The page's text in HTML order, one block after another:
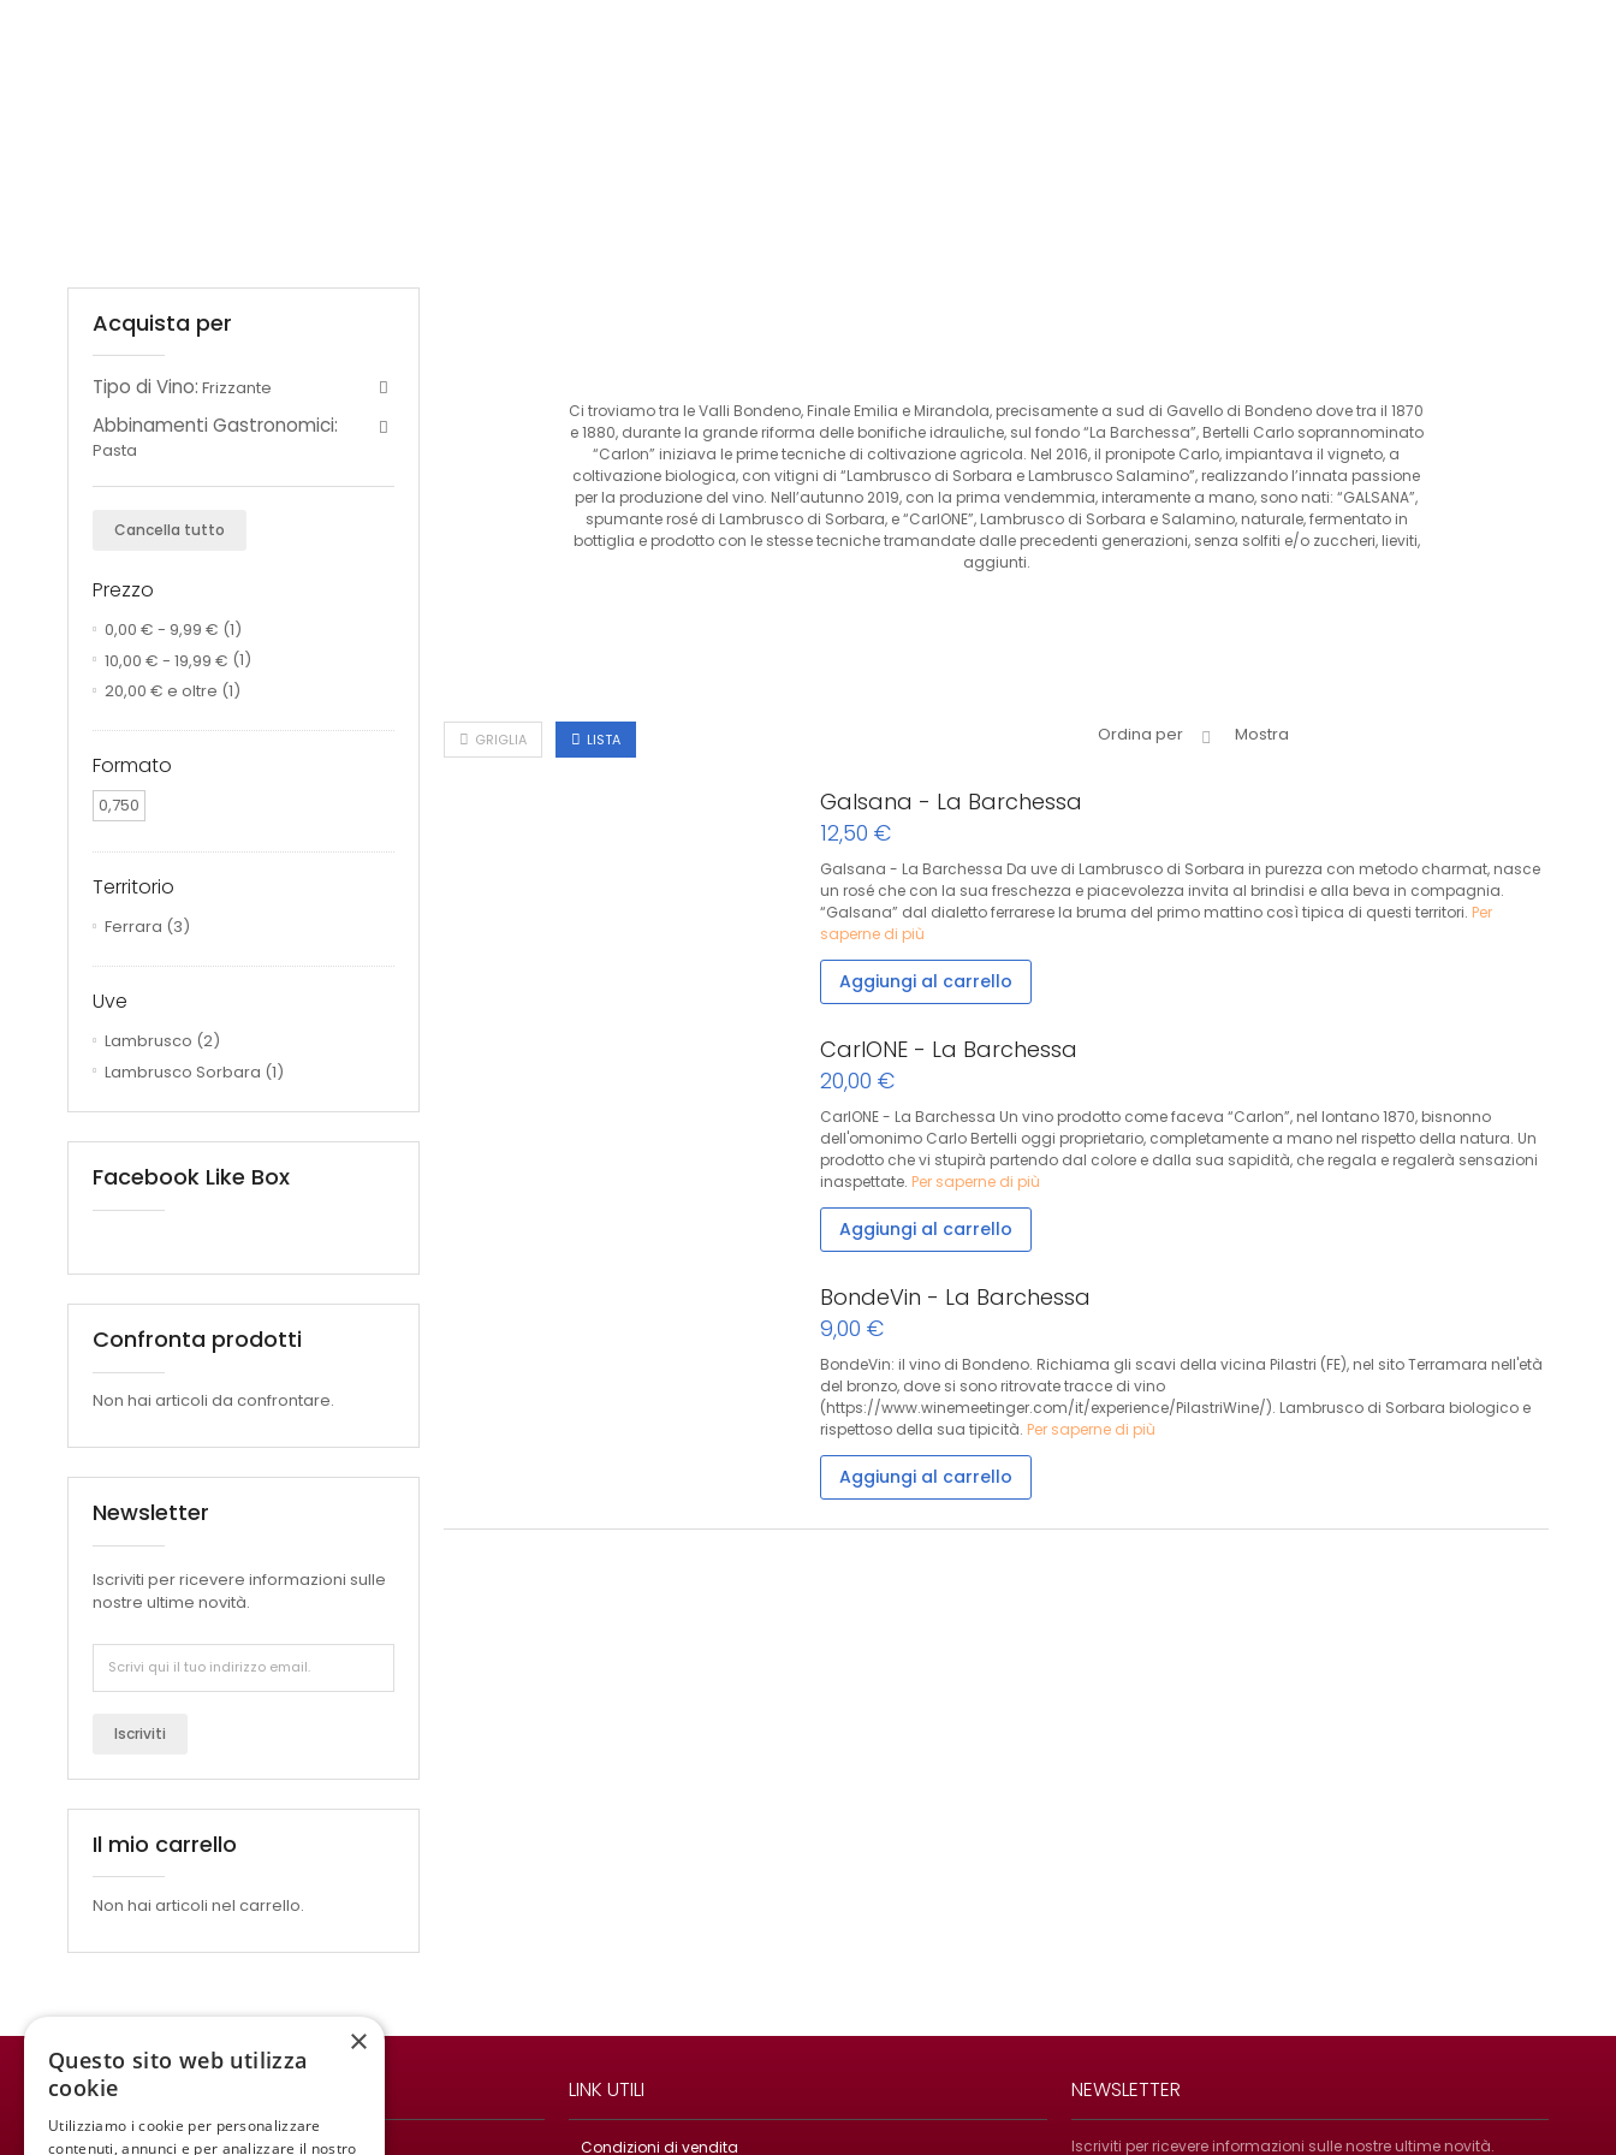
Ci troviamo tra le Valli Bondeno, Finale Emilia e Mirandola, precisamente a sud di Gavello di Bondeno dove tra il 1870
e 1880, durante la grande riforma delle bonifiche idrauliche, sul fondo “La Barchessa”, Bertelli Carlo soprannominato
“Carlon” iniziava le prime tecniche di coltivazione agricola. Nel 2016, il pronipote Carlo, impiantava il vigneto, a
coltivazione biologica, con vitigni di “Lambrusco di Sorbara e Lambrusco Salamino”, realizzando l’innata passione
per la produzione del vino. Nell’autunno 2019, con la prima vendemmia, interamente a mano, sono nati: “GALSANA”,
spumante rosé di Lambrusco di Sorbara, e “CarlONE”, Lambrusco di Sorbara e Salamino, naturale, fermentato in
bottiglia e prodotto con le stesse tecniche tramandate dalle precedenti generazioni, senza solfiti e/o zuccheri, lieviti,
aggiunti.
GRIGLIA LISTA Mostra
Ordina per
Galsana - La Barchessa
12,50 €
Galsana - La Barchessa Da uve di Lambrusco di Sorbara in purezza con metodo charmat, nasce
un rosé che con la sua freschezza e piacevolezza invita al brindisi e alla beva in compagnia.
“Galsana” dal dialetto ferrarese la bruma del primo mattino così tipica di questi territori. Per
saperne di più
Aggiungi al carrello
CarlONE - La Barchessa
20,00 €
CarlONE - La Barchessa Un vino prodotto come faceva “Carlon”, nel lontano 1870, bisnonno
dell'omonimo Carlo Bertelli oggi proprietario, completamente a mano nel rispetto della natura. Un
prodotto che vi stupirà partendo dal colore e dalla sua sapidità, che regala e regalerà sensazioni
inaspettate. Per saperne di più
Aggiungi al carrello
BondeVin - La Barchessa
9,00 €
BondeVin: il vino di Bondeno. Richiama gli scavi della vicina Pilastri (FE), nel sito Terramara nell'età
del bronzo, dove si sono ritrovate tracce di vino
(https://www.winemeetinger.com/it/experience/PilastriWine/). Lambrusco di Sorbara biologico e
rispettoso della sua tipicità. Per saperne di più
Aggiungi al carrello
Acquista per
Tipo di Vino: Frizzante
Abbinamenti Gastronomici:
Pasta
Cancella tutto
Prezzo
0,00 € - 9,99 € (1)
10,00 € - 19,99 € (1)
20,00 € e oltre (1)
Formato
0,750
Territorio
Ferrara (3)
Uve
Lambrusco (2)
Lambrusco Sorbara (1)
Facebook Like Box
Confronta prodotti
Non hai articoli da confrontare.
Newsletter
Iscriviti per ricevere informazioni sulle
nostre ultime novità.
Iscriviti
Il mio carrello
Non hai articoli nel carrello.
WINE MEETING ER
© 2021 All rights reserved.
LINK UTILI
Condizioni di vendita
NEWSLETTER
Iscriviti per ricevere informazioni sulle nostre ultime novità.
×
Questo sito web utilizza
cookie
Utilizziamo i cookie per personalizzare
contenuti, annunci e per analizzare il nostro